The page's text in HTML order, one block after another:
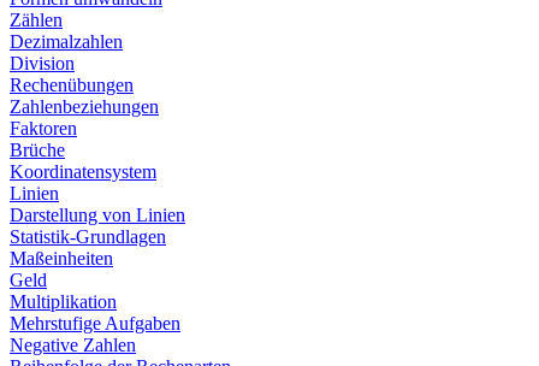
Zählen
Dezimalzahlen
Division
Rechenübungen
Zahlenbeziehungen
Faktoren
Brüche
Koordinatensystem
Linien
Darstellung von Linien
Statistik-Grundlagen
Maßeinheiten
Geld
Multiplikation
Mehrstufige Aufgaben
Negative Zahlen